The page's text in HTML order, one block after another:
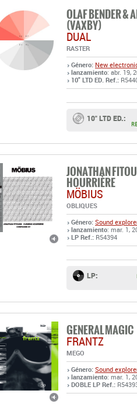
OLAF BENDER &
(VAXBY)
DUAL
RASTER
Género: New
lanzamiento: abr. 19,
10" LTD ED. Ref.:
10" LTD ED.:
JONATHAN
HOURRIÈRE
MÖBIUS
OBLIQUES
Género: Sound
lanzamiento: mar. 1,
LP Ref.: R54394
LP:
GENERAL MAGIC
FRANTZ
MEGO
Género: Sound
lanzamiento: mar. 1,
DOBLE LP Ref.: